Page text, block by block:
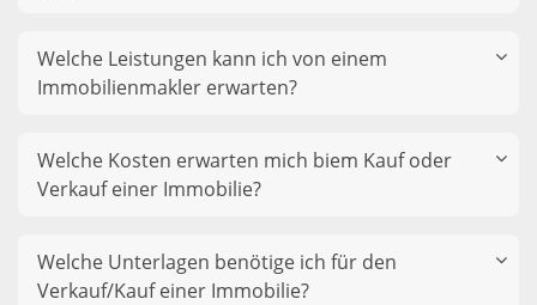
Welche Leistungen kann ich von einem
Immobilienmakler erwarten?
Welche Kosten erwarten mich biem Kauf oder
Verkauf einer Immobilie?
Welche Unterlagen benötige ich für den
Verkauf/Kauf einer Immobilie?